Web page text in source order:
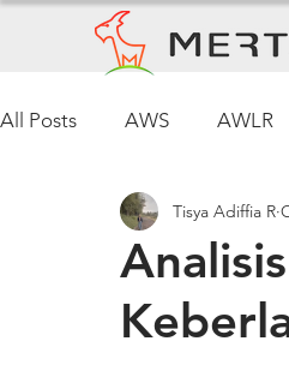
All Posts AWS AWLR
Pemantauan CuacaTisya Adiffia R